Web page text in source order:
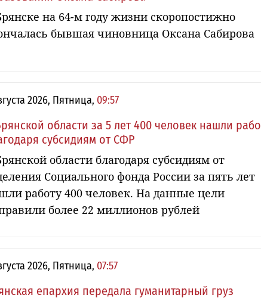
на 64-м году жизни скоропостижно
бывшая чиновница Оксана Сабирова
2026, Пятница, 09:57
области за 5 лет 400 человек нашли
субсидиям от СФР
области благодаря субсидиям от
Социального фонда России за пять лет
работу 400 человек. На данные цели
более 22 миллионов рублей
2026, Пятница, 07:57
епархия передала гуманитарный груз